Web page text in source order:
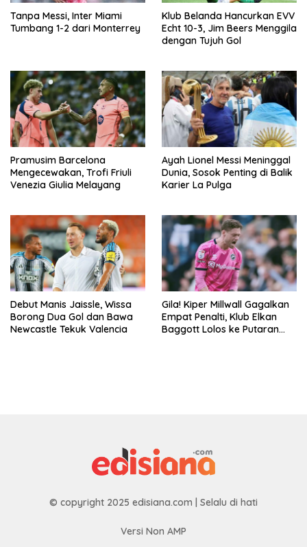
Tanpa Messi, Inter Miami
Tumbang 1-2 dari Monterrey
Klub Belanda Hancurkan EVV
Echt 10-3, Jim Beers Menggila
dengan Tujuh Gol
Pramusim Barcelona
Mengecewakan, Trofi Friuli
Venezia Giulia Melayang
Ayah Lionel Messi Meninggal
Dunia, Sosok Penting di Balik
Karier La Pulga
Debut Manis Jaissle, Wissa
Borong Dua Gol dan Bawa
Newcastle Tekuk Valencia
Gila! Kiper Millwall Gagalkan
Empat Penalti, Klub Elkan
Baggott Lolos ke Putaran
© copyright 2025 edisiana.com | Selalu di hati
Versi Non AMP